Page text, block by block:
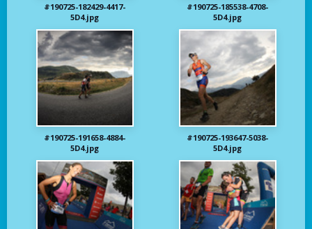
#190725-182429-4417-
5D4.jpg
#190725-185538-4708-
5D4.jpg
#190725-191658-4884-
5D4.jpg
#190725-193647-5038-
5D4.jpg